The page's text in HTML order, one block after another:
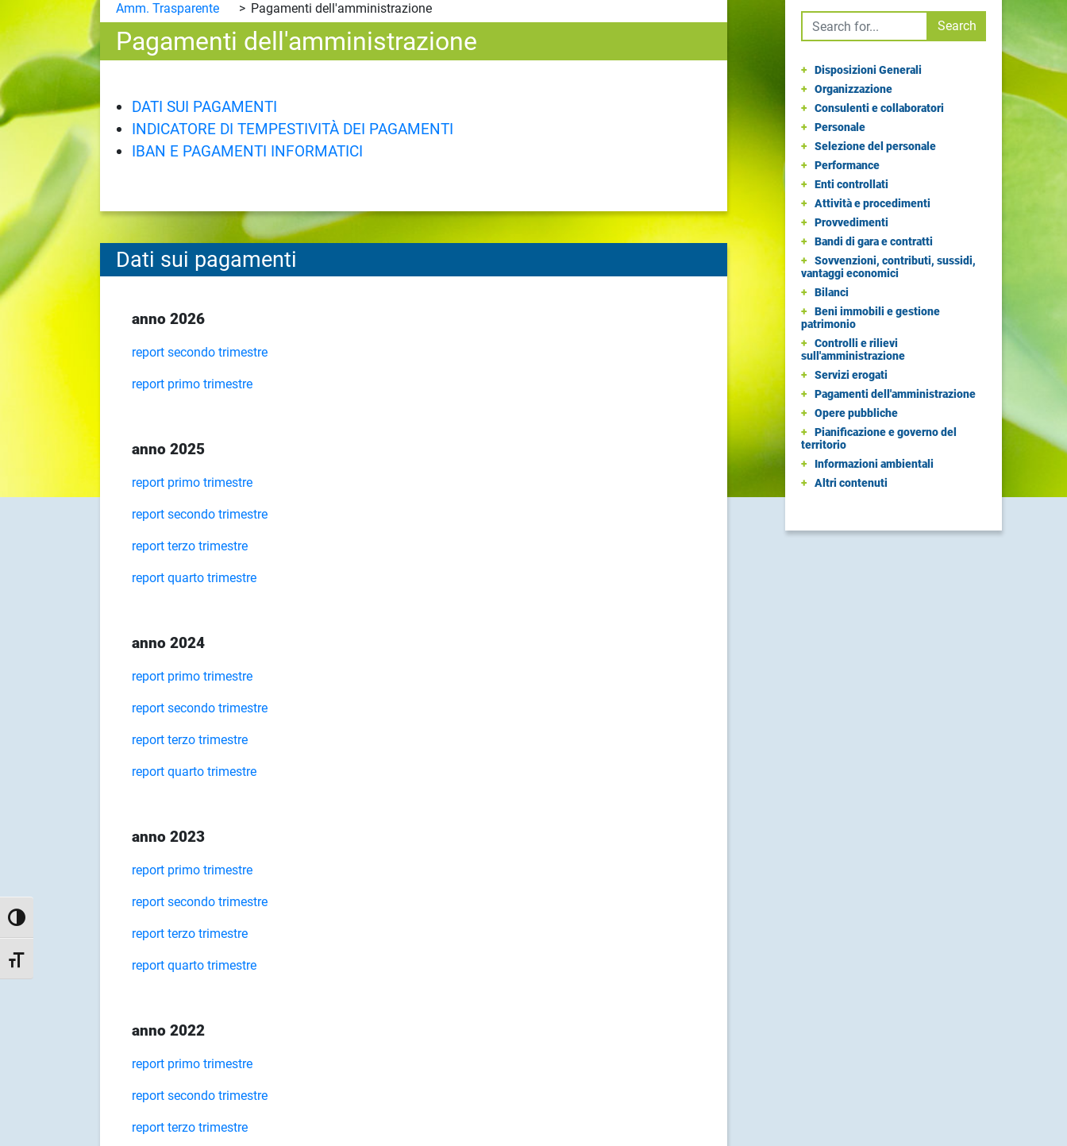
Attiva/disattiva alto contrasto
Attiva/disattiva dimensione testo
Amm. Trasparente Pagamenti dell'amministrazione
Pagamenti dell'amministrazione
DATI SUI PAGAMENTI
INDICATORE DI TEMPESTIVITÀ DEI PAGAMENTI
IBAN E PAGAMENTI INFORMATICI
Dati sui pagamenti
anno 2026
report secondo trimestre
report primo trimestre
anno 2025
report primo trimestre
report secondo trimestre
report terzo trimestre
report quarto trimestre
anno 2024
report primo trimestre
report secondo trimestre
report terzo trimestre
report quarto trimestre
anno 2023
report primo trimestre
report secondo trimestre
report terzo trimestre
report quarto trimestre
anno 2022
report primo trimestre
report secondo trimestre
report terzo trimestre
Cerca Search
+
Disposizioni Generali
+
Organizzazione
+
Consulenti e collaboratori
+
Personale
+
Selezione del personale
+
Performance
+
Enti controllati
+
Attività e procedimenti
+
Provvedimenti
+
Bandi di gara e contratti
+
Sovvenzioni, contributi, sussidi,
vantaggi economici
+
Bilanci
+
Beni immobili e gestione
patrimonio
+
Controlli e rilievi
sull'amministrazione
+
Servizi erogati
+
Pagamenti dell'amministrazione
+
Opere pubbliche
+
Pianificazione e governo del
territorio
+
Informazioni ambientali
+
Altri contenuti